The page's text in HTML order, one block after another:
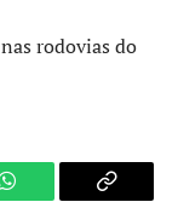
rodovias do